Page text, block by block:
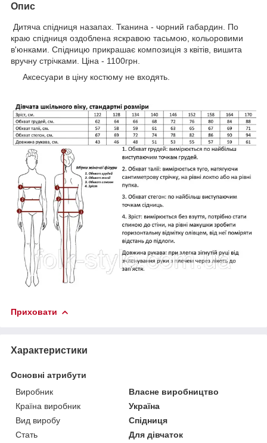
Опис
Дитяча спідниця назапах. Тканина - чорний габардин. По
краю спідниця оздоблена яскравою тасьмою, кольоровими
в'юнками. Спідницю прикрашає композиція з квітів, вишита
вручну стрічками. Ціна - 1100грн.
Аксесуари в ціну костюму не входять.
Приховати
Характеристики
Основні атрибути
Виробник
Власне виробництво
Країна виробник
Україна
Вид виробу
Спідниця
Стать
Для дівчаток